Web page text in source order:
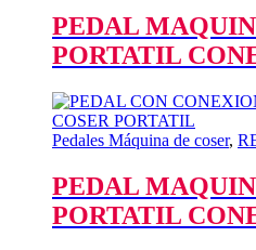
PEDAL
PORTATIL
Pedales Máquina de coser,
PEDAL
PORTATIL